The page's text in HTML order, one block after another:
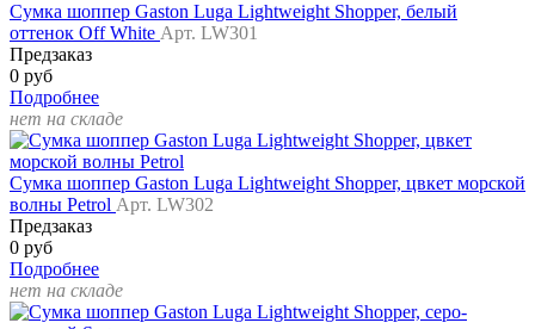
Сумка шоппер Gaston Luga Lightweight Shopper, белый
оттенок Off White Арт. LW301
Предзаказ
0 руб
Подробнее
нет на складе
Сумка шоппер Gaston Luga Lightweight Shopper, цвкет морской
волны Petrol Арт. LW302
Предзаказ
0 руб
Подробнее
нет на складе